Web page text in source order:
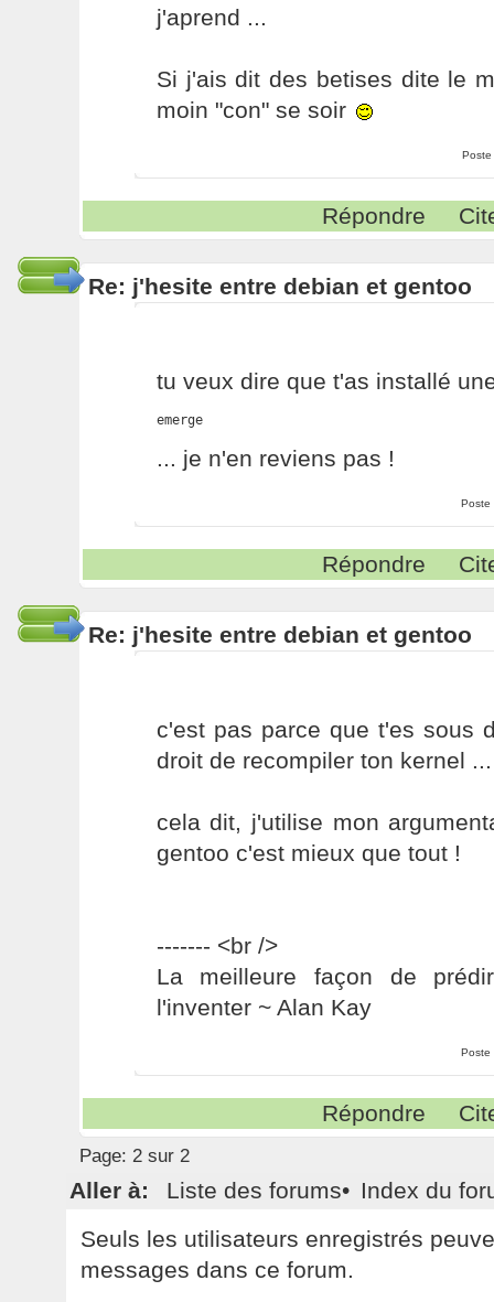
j'aprend ...
Si j'ais dit des betises dite le
moin "con" se soir
Poste
Répondre
Re: j'hesite entre debian et gentoo
tu veux dire que t'as installé
emerge
... je n'en reviens pas !
Poste
Répondre
Re: j'hesite entre debian et gentoo
c'est pas parce que t'es sous
droit de recompiler ton kernel ...
cela dit, j'utilise mon
gentoo c'est mieux que tout !
------- <br />
La meilleure façon de
l'inventer ~ Alan Kay
Poste
Répondre
Page: 2 sur 2
Aller à: Liste des forums• Index du
Seuls les utilisateurs enregistrés
messages dans ce forum.